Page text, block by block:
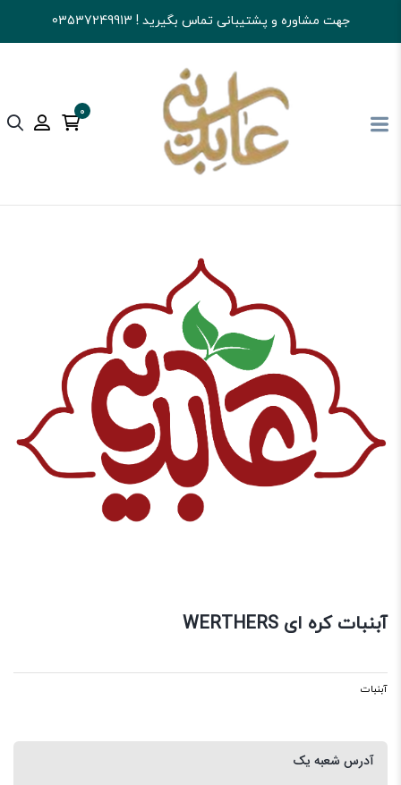
جهت مشاوره و پشتیبانی تماس بگیرید ! 03537249913
0
آجیل و خشکبار عابدینی شکلات آبنبات
آبنبات کره ای WERTHERS
آبنبات
آدرس شعبه یک